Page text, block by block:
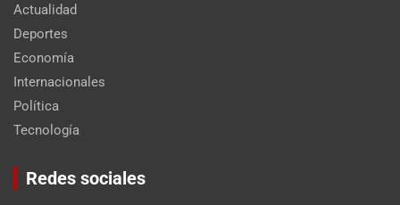
Actualidad
Deportes
Economía
Internacionales
Política
Tecnología
Redes sociales